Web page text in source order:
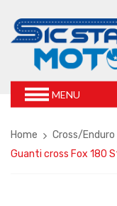
MENU
Home Cross/Enduro
Guanti cross Fox 180